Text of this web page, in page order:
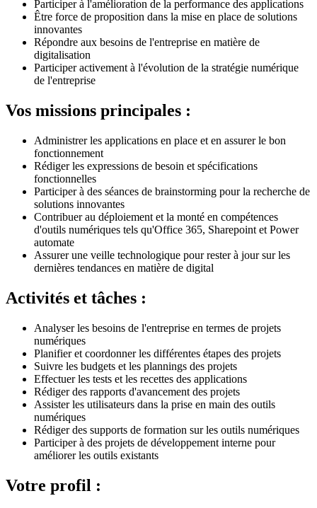
Participer à l'amélioration de la performance des applications
Être force de proposition dans la mise en place de solutions
innovantes
Répondre aux besoins de l'entreprise en matière de
digitalisation
Participer activement à l'évolution de la stratégie numérique
de l'entreprise
Vos missions principales :
Administrer les applications en place et en assurer le bon
fonctionnement
Rédiger les expressions de besoin et spécifications
fonctionnelles
Participer à des séances de brainstorming pour la recherche de
solutions innovantes
Contribuer au déploiement et la monté en compétences
d'outils numériques tels qu'Office 365, Sharepoint et Power
automate
Assurer une veille technologique pour rester à jour sur les
dernières tendances en matière de digital
Activités et tâches :
Analyser les besoins de l'entreprise en termes de projets
numériques
Planifier et coordonner les différentes étapes des projets
Suivre les budgets et les plannings des projets
Effectuer les tests et les recettes des applications
Rédiger des rapports d'avancement des projets
Assister les utilisateurs dans la prise en main des outils
numériques
Rédiger des supports de formation sur les outils numériques
Participer à des projets de développement interne pour
améliorer les outils existants
Votre profil :